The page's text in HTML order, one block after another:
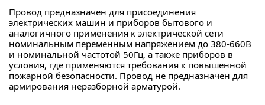
Провод предназначен для присоединения
электрических машин и приборов бытового и
аналогичного применения к электрической сети
номинальным переменным напряжением до 380-660В
и номинальной частотой 50Гц, а также приборов в
условия, где применяются требования к повышенной
пожарной безопасности. Провод не предназначен для
армирования неразборной арматурой.